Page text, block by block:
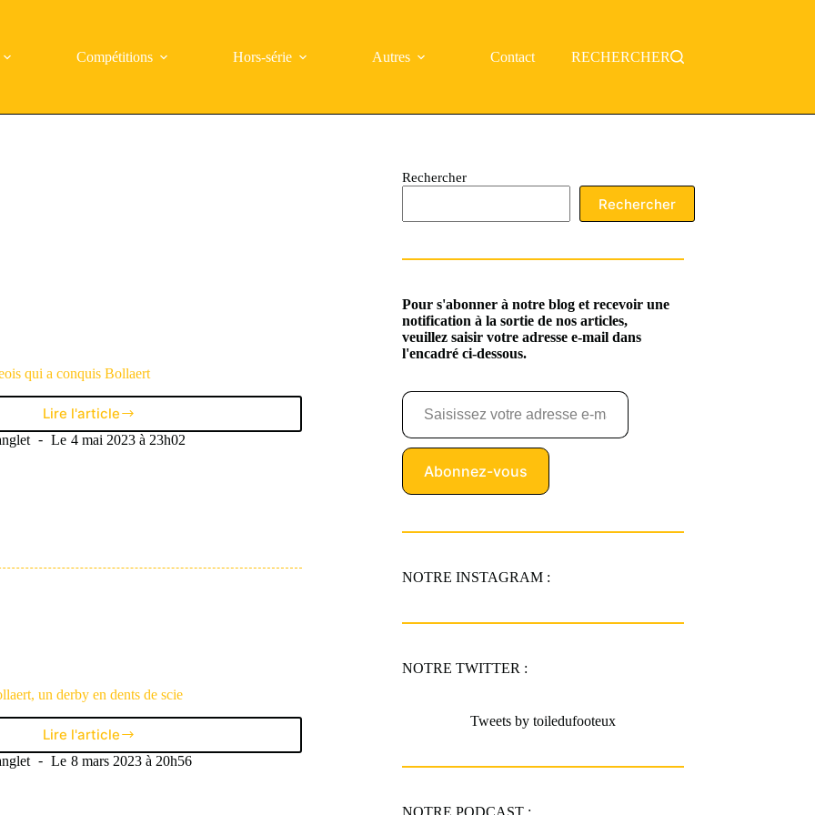
Compétitions Hors-série Autres Contact RECHERCHER
qui a conquis Bollaert
Lire l'article
Loïs
Openda,
Le 4 mai 2023 à 23h02
un derby en dents de scie
Lire l'article
En
tribunes
Le 8 mars 2023 à 20h56
Rechercher
Rechercher
Pour s'abonner à notre blog et recevoir une
notification à la sortie de nos articles,
veuillez saisir votre adresse e-mail dans
l'encadré ci-dessous.
Saisissez votre adresse e-mail…
Abonnez-vous
NOTRE INSTAGRAM :
NOTRE TWITTER :
Tweets by toiledufooteux
NOTRE PODCAST :